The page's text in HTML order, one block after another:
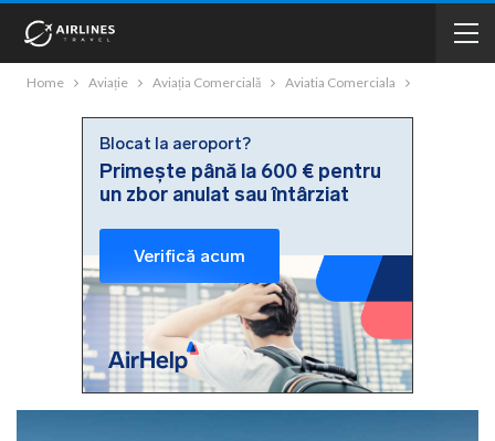
Home Aviație Aviația Comercială Aviatia Comerciala